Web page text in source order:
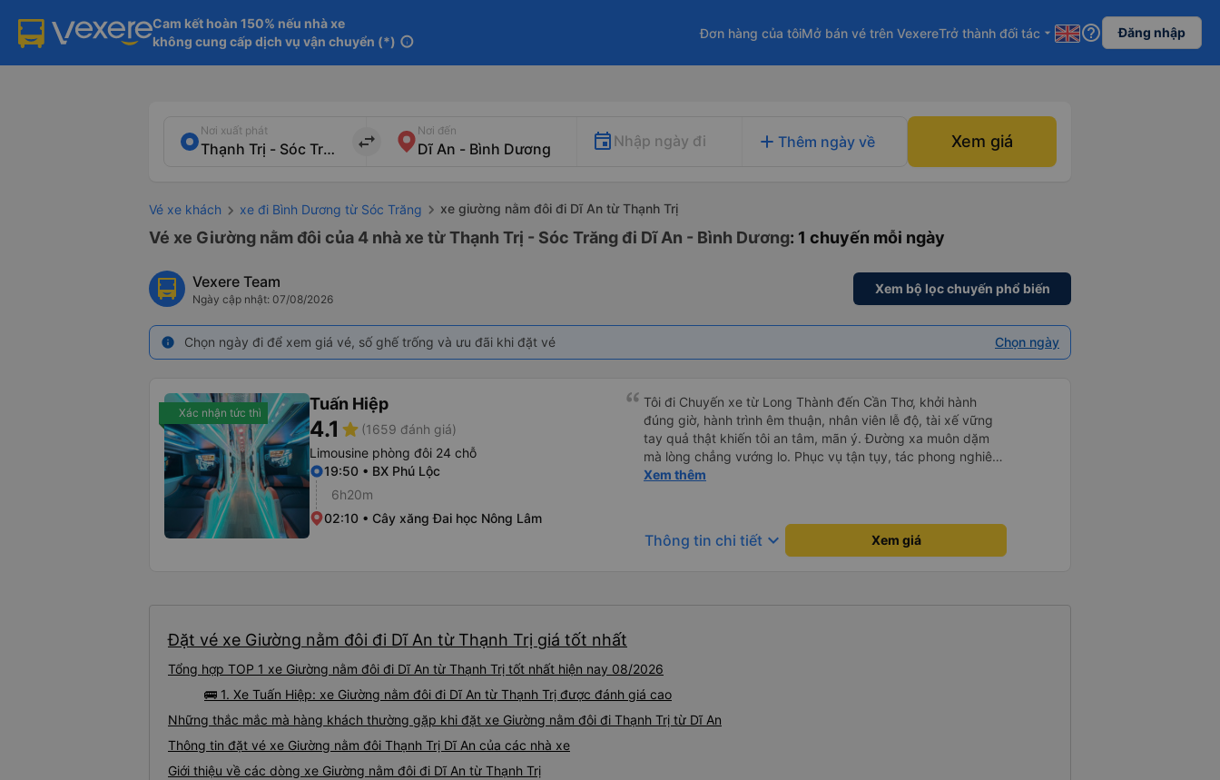
Cam kết hoàn 150% nếu nhà xe
không cung cấp dịch vụ vận chuyển (*) info
Đơn hàng của tôiMở bán vé trên VexereTrở thành đối tác arrow_drop_down help_outline Đăng nhập
Nơi xuất phát
import_export
Nơi đến
Nhập ngày đi add Thêm ngày về Xem giá
Vé xe khách xe đi Bình Dương từ Sóc Trăng xe giường nằm đôi đi Dĩ An từ Thạnh Trị
Vé xe Giường nằm đôi của 4 nhà xe từ Thạnh Trị - Sóc Trăng đi Dĩ An - Bình Dương: 1 chuyến mỗi ngày
Vexere Team
Ngày cập nhật: 07/08/2026
Xem bộ lọc chuyến phổ biến
info Chọn ngày đi để xem giá vé, số ghế trống và ưu đãi khi đặt vé Chọn ngày
Xác nhận tức thì Tuấn Hiệp
4.1 star (1659 đánh giá)
Limousine phòng đôi 24 chỗ
19:50 • BX Phú Lộc
6h20m
02:10 • Cây xăng Đai học Nông Lâm
Tôi đi Chuyến xe từ Long Thành đến Cần Thơ, khởi hành
đúng giờ, hành trình êm thuận, nhân viên lễ độ, tài xế vững
tay quả thật khiến tôi an tâm, mãn ý. Đường xa muôn dặm
mà lòng chẳng vướng lo. Phục vụ tận tụy, tác phong nghiêm
cẩn, hiếm thấy giữa thời buổi kim tiền vội vã. Xã hội loạn đạo.
Xem thêm
Thông tin chi tiết keyboard_arrow_down Xem giá
Đặt vé xe Giường nằm đôi đi Dĩ An từ Thạnh Trị giá tốt nhất
Tổng hợp TOP 1 xe Giường nằm đôi đi Dĩ An từ Thạnh Trị tốt nhất hiện nay 08/2026
🚌 1. Xe Tuấn Hiệp: xe Giường nằm đôi đi Dĩ An từ Thạnh Trị được đánh giá cao
Những thắc mắc mà hàng khách thường gặp khi đặt xe Giường nằm đôi đi Thạnh Trị từ Dĩ An
Thông tin đặt vé xe Giường nằm đôi Thạnh Trị Dĩ An của các nhà xe
Giới thiệu về các dòng xe Giường nằm đôi đi Dĩ An từ Thạnh Trị